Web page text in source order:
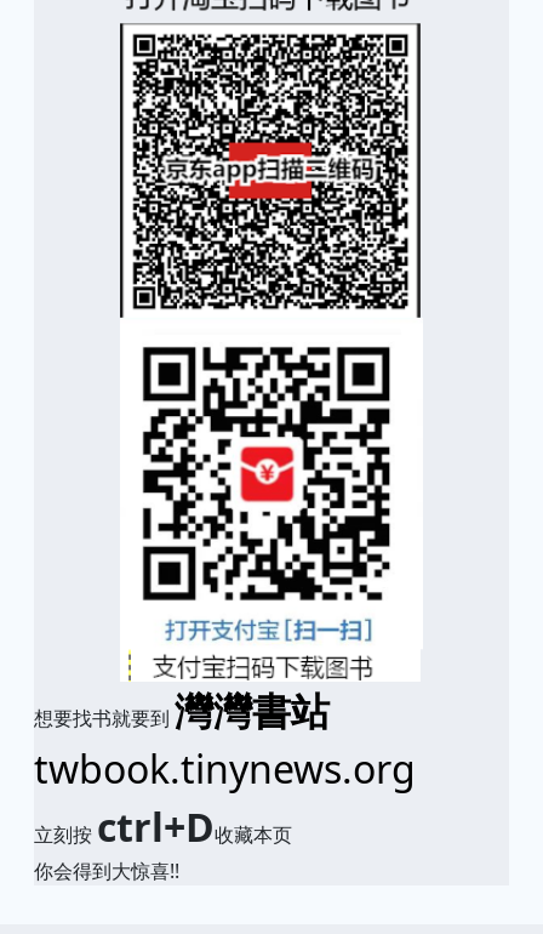
想要找书就要到 灣灣書站
twbook.tinynews.org
立刻按 ctrl+D收藏本页
你会得到大惊喜!!